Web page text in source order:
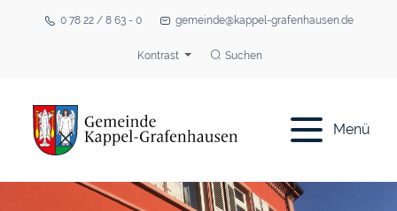
0 78 22 / 8 63 - 0 gemeinde@kappel-grafenhausen.de
Kontrast Suchen
Menü